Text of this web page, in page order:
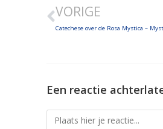
VORIGE
Catechese over de Rosa Mystica –
Een reactie